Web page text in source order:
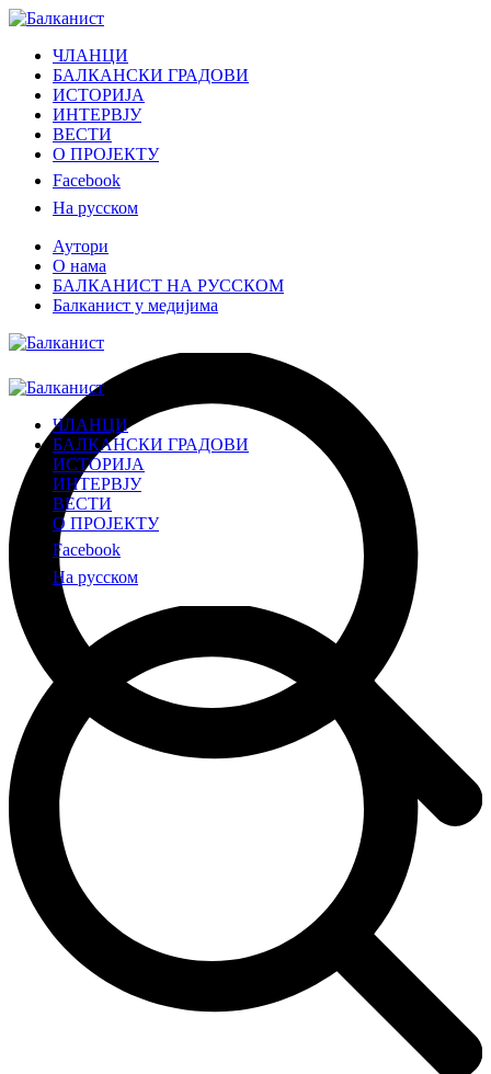
ЧЛАНЦИ
БАЛКАНСКИ ГРАДОВИ
ИСТОРИЈА
ИНТЕРВЈУ
ВЕСТИ
О ПРОЈЕКТУ
Facebook
На русском
Аутори
О нама
БАЛКАНИСТ НА РУССКОМ
Балканист у медијима
ЧЛАНЦИ
БАЛКАНСКИ ГРАДОВИ
ИСТОРИЈА
ИНТЕРВЈУ
ВЕСТИ
О ПРОЈЕКТУ
Facebook
На русском